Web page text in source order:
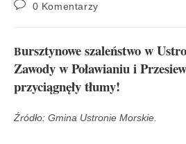
0 Komentarzy
Bursztynowe szaleństwo w
Zawody w Poławianiu i
przyciągnęły tłumy!
Źródło: Gmina Ustronie Morskie.